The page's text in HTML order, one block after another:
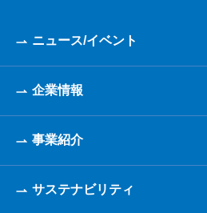
ニュース/イベント
企業情報
事業紹介
サステナビリティ